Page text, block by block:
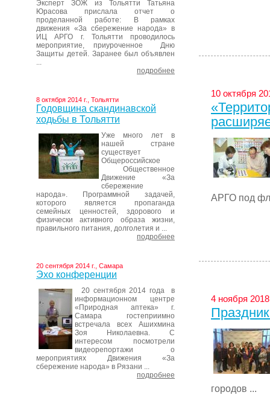
Эксперт ЗОЖ из Тольятти Татьяна
Юрасова прислала отчет о
проделанной работе: В рамках
движения «За сбережение народа» в
ИЦ АРГО г. Тольятти проводилось
мероприятие, приуроченное Дню
Защиты детей. Заранее был объявлен
...
подробнее
8 октября 2014 г., Тольятти
Годовщина скандинавской
ходьбы в Тольятти
Уже много лет в
нашей стране
существует
Общероссийское
Общественное
Движение «За
сбережение
народа». Программной задачей,
которого является пропаганда
семейных ценностей, здорового и
физически активного образа жизни,
правильного питания, долголетия и ...
подробнее
20 сентября 2014 г., Самара
Эхо конференции
20 сентября 2014 года в
информационном центре
«Природная аптека» г.
Самара гостеприимно
встречала всех Ашихмина
Зоя Николаевна. С
интересом посмотрели
видеорепортажи о
мероприятиях Движения «За
сбережение народа» в Рязани ...
подробнее
10 октября
АРГО под
4 ноября 2018
городов ...